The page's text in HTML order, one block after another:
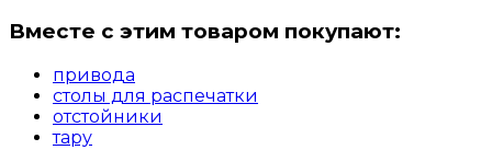
Вместе с этим товаром покупают:
привода
столы для распечатки
отстойники
тару